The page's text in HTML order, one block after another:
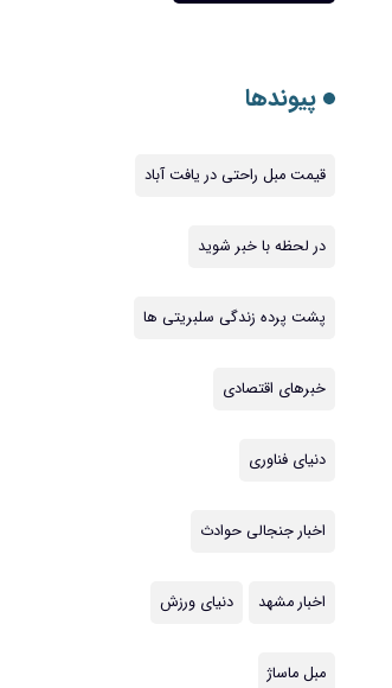
پیوندها
قیمت مبل راحتی در یافت آباد
در لحظه با خبر شوید
پشت پرده زندگی سلبریتی ها
خبرهای اقتصادی
دنیای فناوری
اخبار جنجالی حوادث
اخبار مشهد دنیای ورزش
مبل ماساژ